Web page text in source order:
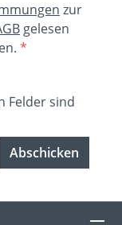
zur
gelesen
*
Felder sind
Abschicken